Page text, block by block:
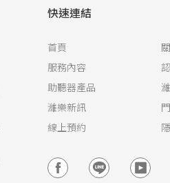
快速連結
首頁
服務內容
助聽器產品
濰樂新訊
線上預約